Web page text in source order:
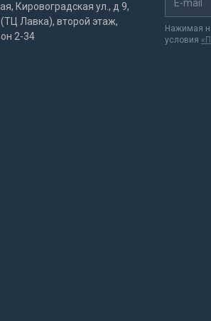
Кировоградская ул., д 9,
(ТЦ Лавка), второй этаж,
2-34
Нажимая
условия